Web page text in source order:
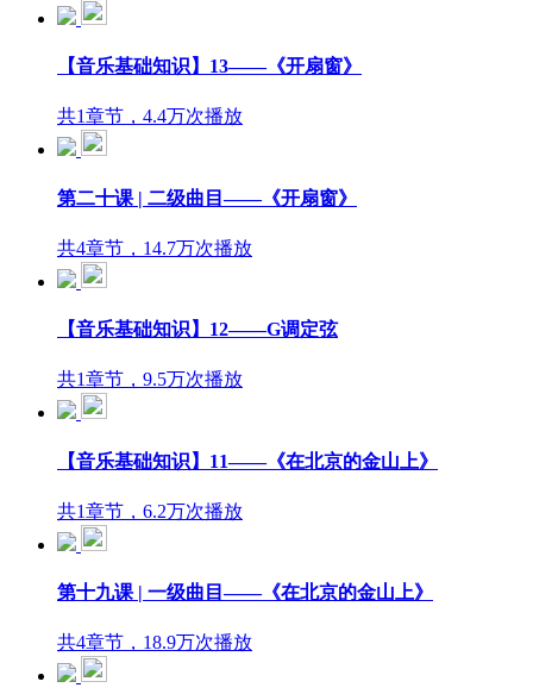
【音乐基础知识】13——《开扇窗》
共1章节，4.4万次播放
第二十课 | 二级曲目——《开扇窗》
共4章节，14.7万次播放
【音乐基础知识】12——G调定弦
共1章节，9.5万次播放
【音乐基础知识】11——《在北京的金山上》
共1章节，6.2万次播放
第十九课 | 一级曲目——《在北京的金山上》
共4章节，18.9万次播放